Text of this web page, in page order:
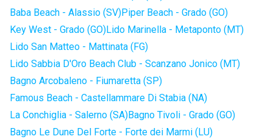
Baba Beach - Alassio (SV)Piper Beach - Grado (GO)
Key West - Grado (GO)Lido Marinella - Metaponto (MT)
Lido San Matteo - Mattinata (FG)
Lido Sabbia D'Oro Beach Club - Scanzano Jonico (MT)
Bagno Arcobaleno - Fiumaretta (SP)
Famous Beach - Castellammare Di Stabia (NA)
La Conchiglia - Salerno (SA)Bagno Tivoli - Grado (GO)
Bagno Le Dune Del Forte - Forte dei Marmi (LU)